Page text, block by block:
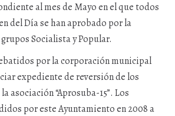
al mes de Mayo en el que todos
del Día se han aprobado por la
Socialista y Popular.
por la corporación municipal
expediente de reversión de los
asociación “Aprosuba-15”. Los
por este Ayuntamiento en 2008 a